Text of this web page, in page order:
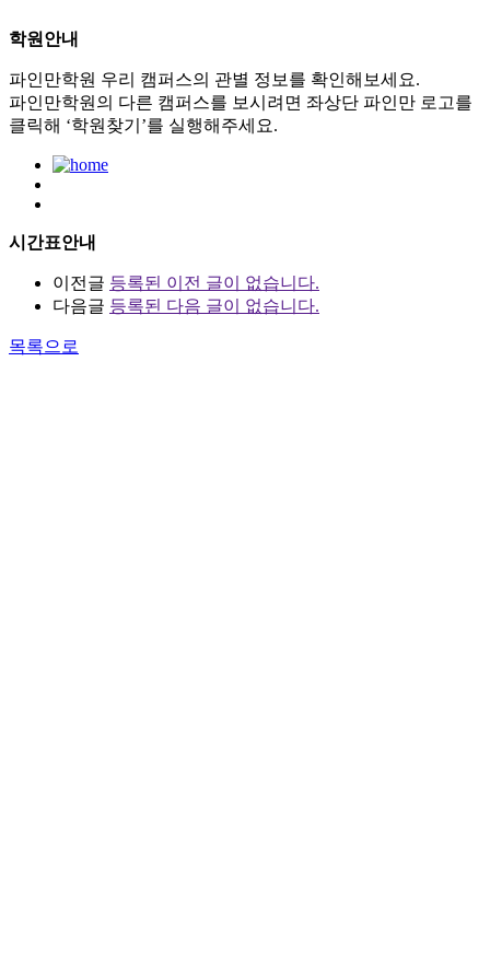
학원안내
파인만학원 우리 캠퍼스의 관별 정보를 확인해보세요.
파인만학원의 다른 캠퍼스를 보시려면 좌상단 파인만 로고를
클릭해 ‘학원찾기’를 실행해주세요.
시간표안내
이전글 등록된 이전 글이 없습니다.
다음글 등록된 다음 글이 없습니다.
목록으로